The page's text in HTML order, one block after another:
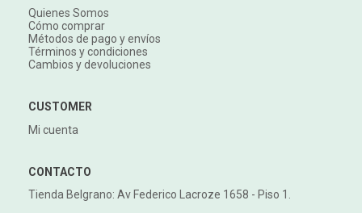
Quienes Somos
Cómo comprar
Métodos de pago y envíos
Términos y condiciones
Cambios y devoluciones
CUSTOMER
Mi cuenta
CONTACTO
Tienda Belgrano: Av Federico Lacroze 1658 - Piso 1.